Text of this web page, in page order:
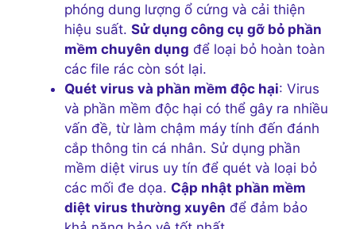
phóng dung lượng ổ cứng và cải thiện
hiệu suất. Sử dụng công cụ gỡ bỏ phần
mềm chuyên dụng để loại bỏ hoàn toàn
các file rác còn sót lại.
Quét virus và phần mềm độc hại: Virus
và phần mềm độc hại có thể gây ra nhiều
vấn đề, từ làm chậm máy tính đến đánh
cắp thông tin cá nhân. Sử dụng phần
mềm diệt virus uy tín để quét và loại bỏ
các mối đe dọa. Cập nhật phần mềm
diệt virus thường xuyên để đảm bảo